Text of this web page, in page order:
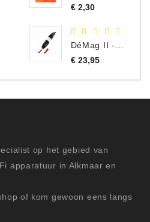
€ 2,30Prijs
DéMag II - Tape Head Demagnetizer 220-240V
€ 23,95Prijs
op het gebied van
apparatuur in Alkmaar en
of kom gewoon eens langs